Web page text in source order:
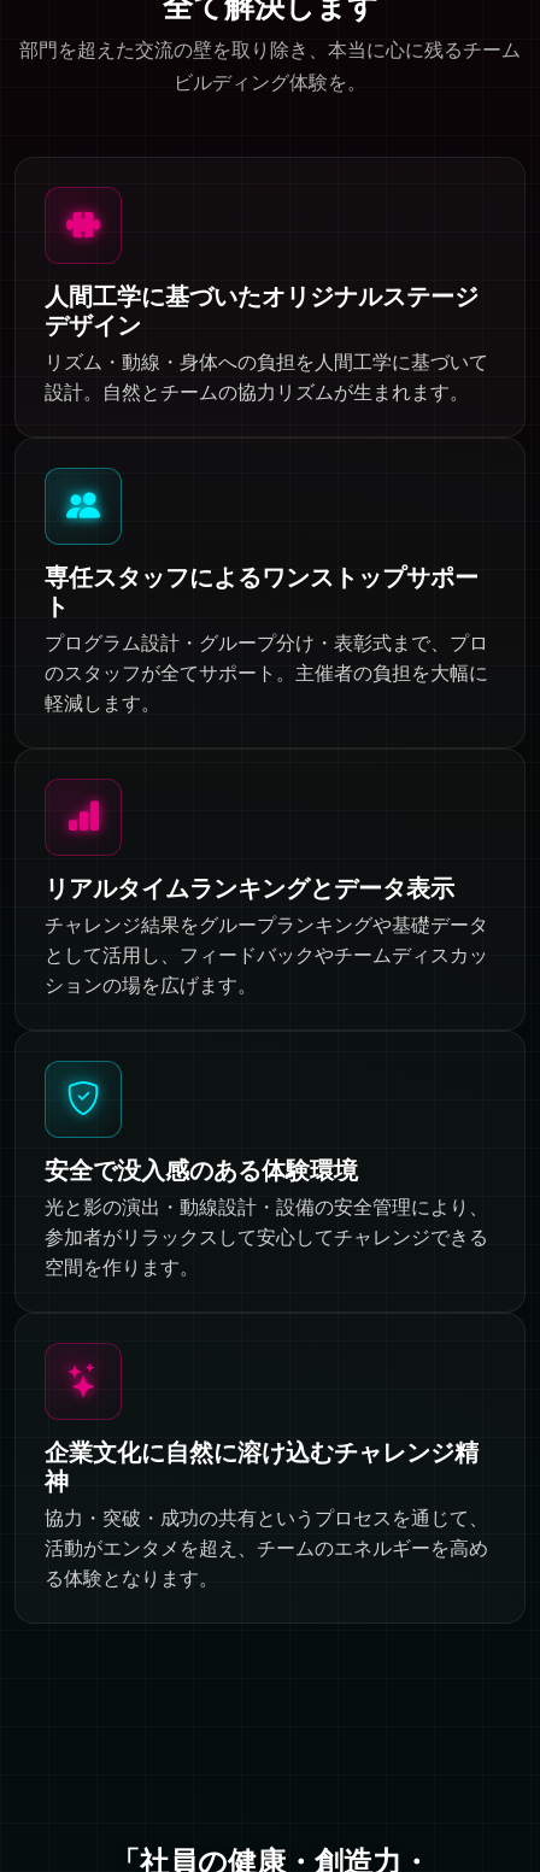
部門を超えた交流の壁を取り除き、本当に心に残るチーム
ビルディング体験を。
人間工学に基づいたオリジナルステージ
デザイン
リズム・動線・身体への負担を人間工学に基づいて
設計。自然とチームの協力リズムが生まれます。
専任スタッフによるワンストップサポー
ト
プログラム設計・グループ分け・表彰式まで、プロ
のスタッフが全てサポート。主催者の負担を大幅に
軽減します。
リアルタイムランキングとデータ表示
チャレンジ結果をグループランキングや基礎データ
として活用し、フィードバックやチームディスカッ
ションの場を広げます。
安全で没入感のある体験環境
光と影の演出・動線設計・設備の安全管理により、
参加者がリラックスして安心してチャレンジできる
空間を作ります。
企業文化に自然に溶け込むチャレンジ精
神
協力・突破・成功の共有というプロセスを通じて、
活動がエンタメを超え、チームのエネルギーを高め
る体験となります。
「社員の健康・創造力・